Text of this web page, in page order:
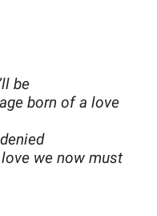
be
born of a love
we now must